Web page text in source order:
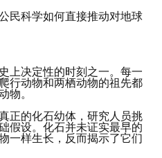
民科学如何直接推动对地球
上决定性的时刻之一。每一
行动物和两栖动物的祖先都
物。
正的化石幼体，研究人员挑
假设。化石并未证实最早的
一样生长，反而揭示了它们